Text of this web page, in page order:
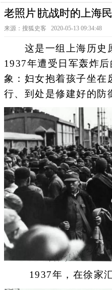
老照片∣抗战时的上海
来源：搜狐史客 2020-05-13 09:34:48
这是一组上海历史
1937年遭受日军轰炸
象：妇女抱着孩子坐在
行、到处是修建好的
1937年，在徐家